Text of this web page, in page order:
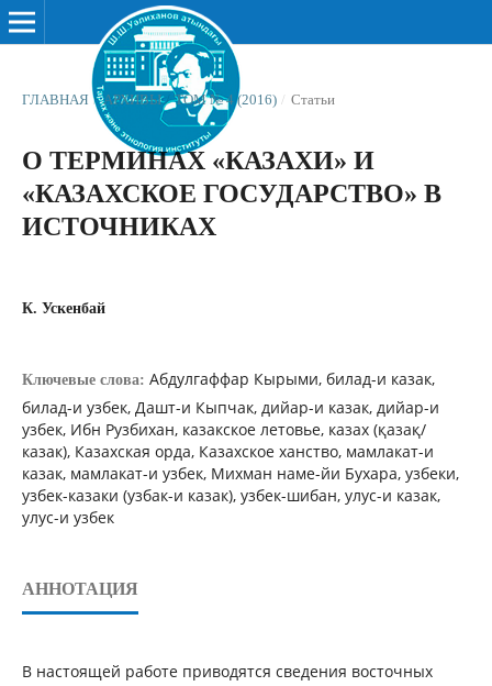
ГЛАВНАЯ / АРХИВЫ / ТОМ № 4 (2016) / Статьи
О ТЕРМИНАХ «КАЗАХИ» И
«КАЗАХСКОЕ ГОСУДАРСТВО» В
ИСТОЧНИКАХ
К. Ускенбай
Ключевые слова: Абдулгаффар Кырыми, билад-и казак,
билад-и узбек, Дашт-и Кыпчак, дийар-и казак, дийар-и
узбек, Ибн Рузбихан, казакское летовье, казах (қазақ/
казак), Казахская орда, Казахское ханство, мамлакат-и
казак, мамлакат-и узбек, Михман наме-йи Бухара, узбеки,
узбек-казаки (узбак-и казак), узбек-шибан, улус-и казак,
улус-и узбек
АННОТАЦИЯ
В настоящей работе приводятся сведения восточных